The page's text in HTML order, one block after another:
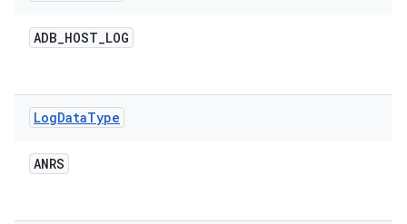
ADB_HOST_LOG
LogDataType
ANRS